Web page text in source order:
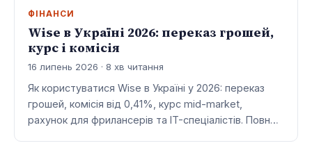
ФІНАНСИ
Wise в Україні 2026: переказ грошей,
курс і комісія
16 липень 2026 · 8 хв читання
Як користуватися Wise в Україні у 2026: переказ
грошей, комісія від 0,41%, курс mid-market,
рахунок для фрилансерів та IT-спеціалістів. Повн…